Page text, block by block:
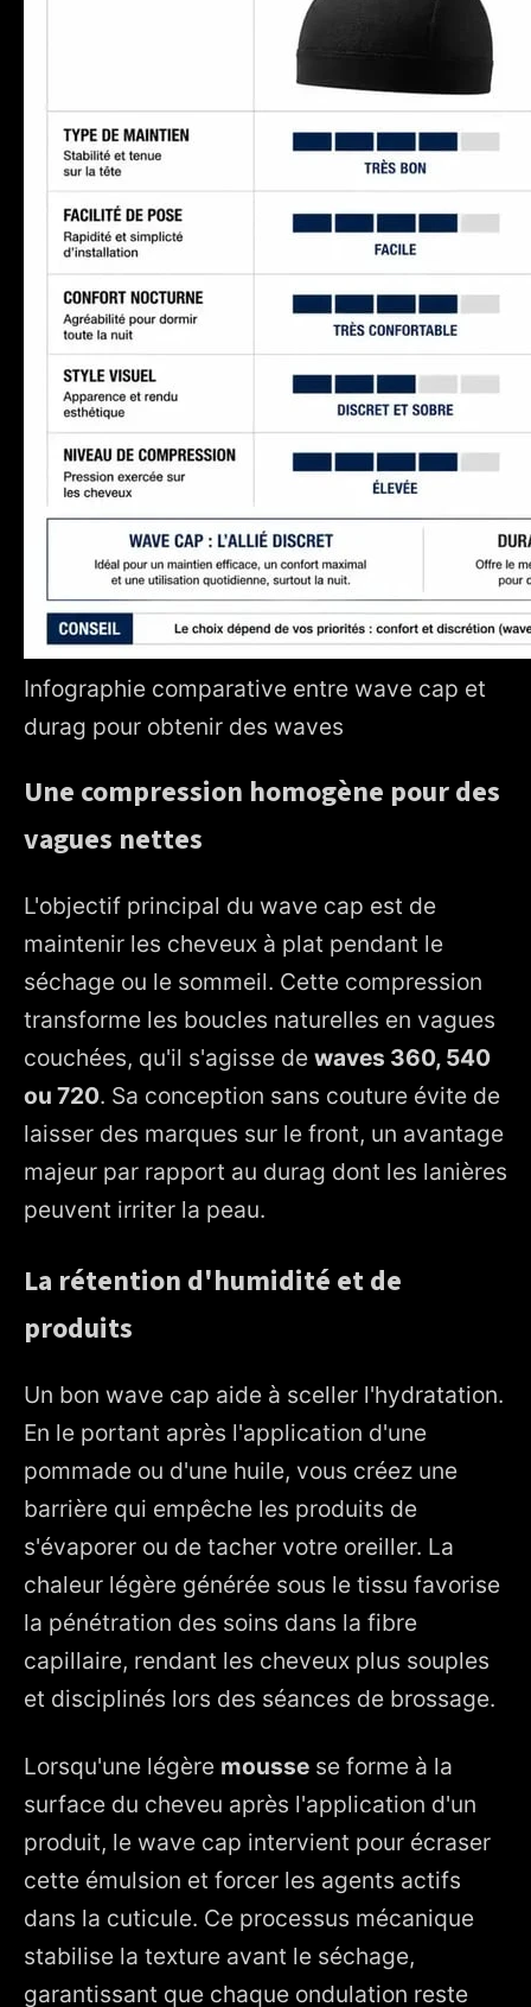
Infographie comparative entre wave cap et
durag pour obtenir des waves
Une compression homogène pour des
vagues nettes
L'objectif principal du wave cap est de
maintenir les cheveux à plat pendant le
séchage ou le sommeil. Cette compression
transforme les boucles naturelles en vagues
couchées, qu'il s'agisse de waves 360, 540
ou 720. Sa conception sans couture évite de
laisser des marques sur le front, un avantage
majeur par rapport au durag dont les lanières
peuvent irriter la peau.
La rétention d'humidité et de
produits
Un bon wave cap aide à sceller l'hydratation.
En le portant après l'application d'une
pommade ou d'une huile, vous créez une
barrière qui empêche les produits de
s'évaporer ou de tacher votre oreiller. La
chaleur légère générée sous le tissu favorise
la pénétration des soins dans la fibre
capillaire, rendant les cheveux plus souples
et disciplinés lors des séances de brossage.
Lorsqu'une légère mousse se forme à la
surface du cheveu après l'application d'un
produit, le wave cap intervient pour écraser
cette émulsion et forcer les agents actifs
dans la cuticule. Ce processus mécanique
stabilise la texture avant le séchage,
garantissant que chaque ondulation reste